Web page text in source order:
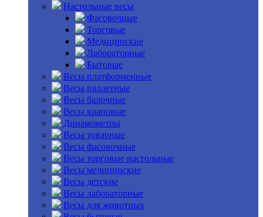
Настольные весы
Фасовочные
Торговые
Медицинские
Лабораторные
Бытовые
Весы платформенные
Весы паллетные
Весы балочные
Весы крановые
Динамометры
Весы товарные
Весы фасовочные
Весы торговые настольные
Весы медицинские
Весы детские
Весы лабораторные
Весы для животных